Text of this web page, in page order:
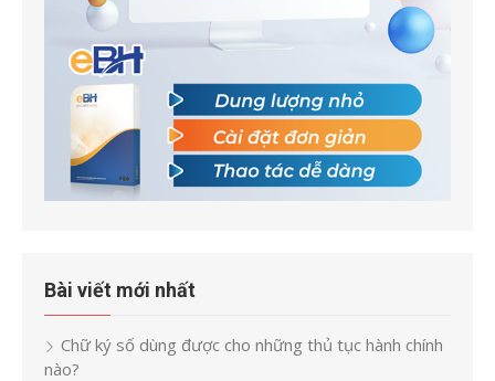
Bài viết mới nhất
Chữ ký số dùng được cho những thủ tục hành chính
nào?